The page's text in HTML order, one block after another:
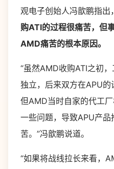
观电子创始人冯歆鹏指出，
购ATI的过程很痛苦，但
AMD痛苦的根本原因。
“虽然AMD收购ATI之初
独立，后来双方在APU的
但AMD当时自家的代工
一些问题，导致APU产
苦。”冯歆鹏说道。
“如果将战线拉长来看，